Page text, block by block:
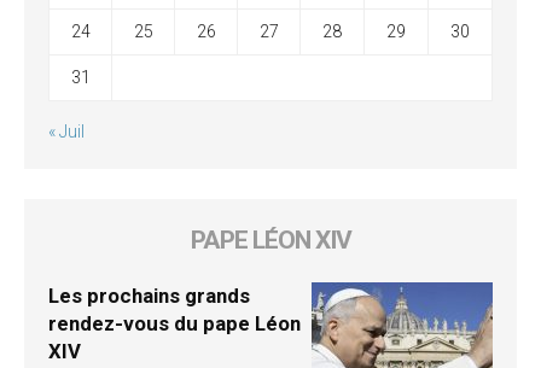
24 25 26 27 28 29 30
31
« Juil
PAPE LÉON XIV
Les prochains grands
rendez-vous du pape Léon
XIV